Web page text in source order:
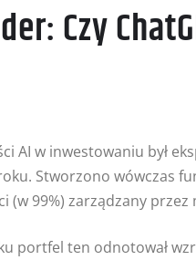
Czy
AI w inwestowaniu był
Stworzono wówczas
(w 99%) zarządzany przez
portfel ten odnotował